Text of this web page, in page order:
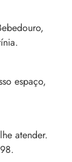
espaço,
atender.